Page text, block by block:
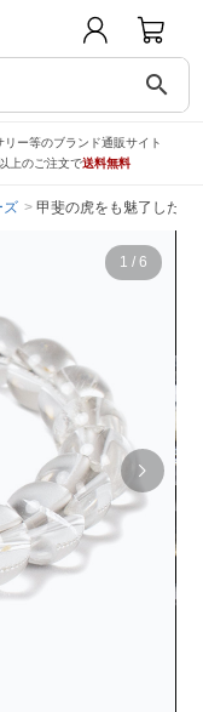
search
ー等のブランド通販サイト
上のご注文で送料無料
ズ 甲斐の虎をも魅了したク
1 / 6